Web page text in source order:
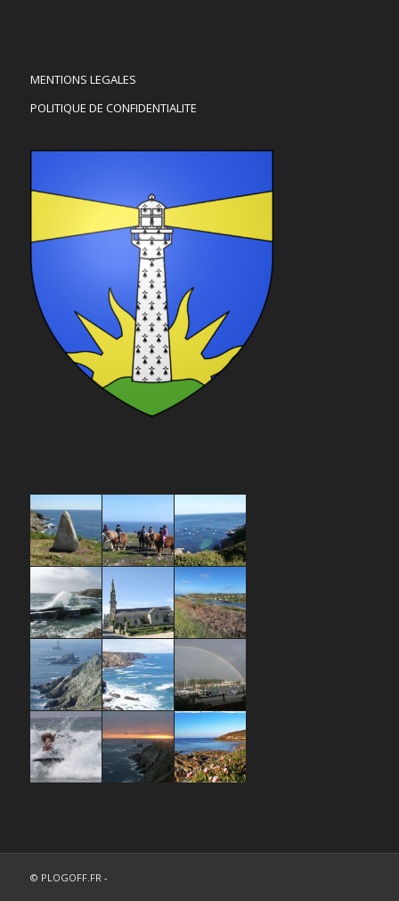
MENTIONS LEGALES
POLITIQUE DE CONFIDENTIALITE
© PLOGOFF.FR -